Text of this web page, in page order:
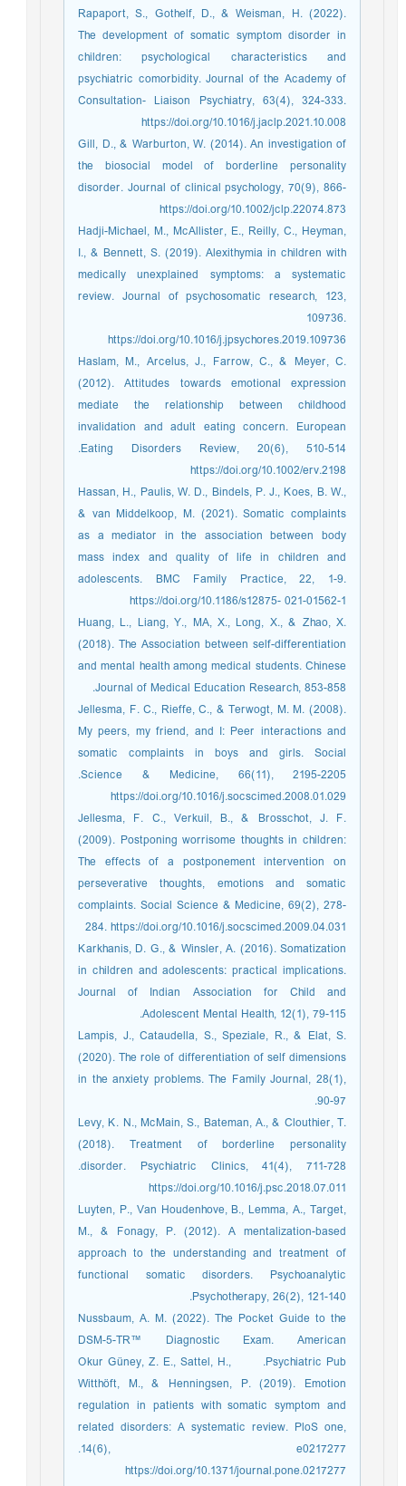
Rapaport, S., Gothelf, D., & Weisman, H. (2022).
The development of somatic symptom disorder in
children: psychological characteristics and
psychiatric comorbidity. Journal of the Academy of
Consultation- Liaison Psychiatry, 63(4), 324-333.
https://doi.org/10.1016/j.jaclp.2021.10.008
Gill, D., & Warburton, W. (2014). An investigation of
the biosocial model of borderline personality
disorder. Journal of clinical psychology, 70(9), 866-
873.‏https://doi.org/10.1002/jclp.22074
Hadji-Michael, M., McAllister, E., Reilly, C., Heyman,
I., & Bennett, S. (2019). Alexithymia in children with
medically unexplained symptoms: a systematic
review. Journal of psychosomatic research, 123,
109736.
https://doi.org/10.1016/j.jpsychores.2019.109736
Haslam, M., Arcelus, J., Farrow, C., & Meyer, C.
(2012). Attitudes towards emotional expression
mediate the relationship between childhood
invalidation and adult eating concern. European
Eating Disorders Review, 20(6), 510-514.‏
https://doi.org/10.1002/erv.2198
Hassan, H., Paulis, W. D., Bindels, P. J., Koes, B. W.,
& van Middelkoop, M. (2021). Somatic complaints
as a mediator in the association between body
mass index and quality of life in children and
adolescents. BMC Family Practice, 22, 1-9.
https://doi.org/10.1186/s12875- 021-01562-1
Huang, L., Liang, Y., MA, X., Long, X., & Zhao, X.
(2018). The Association between self-differentiation
and mental health among medical students. Chinese
Journal of Medical Education Research, 853-858.‏
Jellesma, F. C., Rieffe, C., & Terwogt, M. M. (2008).
My peers, my friend, and I: Peer interactions and
somatic complaints in boys and girls. Social
Science & Medicine, 66(11), 2195-2205.‏
https://doi.org/10.1016/j.socscimed.2008.01.029
Jellesma, F. C., Verkuil, B., & Brosschot, J. F.
(2009). Postponing worrisome thoughts in children:
The effects of a postponement intervention on
perseverative thoughts, emotions and somatic
complaints. Social Science & Medicine, 69(2), 278-
284. https://doi.org/10.1016/j.socscimed.2009.04.031
Karkhanis, D. G., & Winsler, A. (2016). Somatization
in children and adolescents: practical implications.
Journal of Indian Association for Child and
Adolescent Mental Health, 12(1), 79-115.
Lampis, J., Cataudella, S., Speziale, R., & Elat, S.
(2020). The role of differentiation of self dimensions
in the anxiety problems. The Family Journal, 28(1),
90-97.‏
Levy, K. N., McMain, S., Bateman, A., & Clouthier, T.
(2018). Treatment of borderline personality
disorder. Psychiatric Clinics, 41(4), 711-728.‏
https://doi.org/10.1016/j.psc.2018.07.011
Luyten, P., Van Houdenhove, B., Lemma, A., Target,
M., & Fonagy, P. (2012). A mentalization-based
approach to the understanding and treatment of
functional somatic disorders. Psychoanalytic
Psychotherapy, 26(2), 121-140.‏
Nussbaum, A. M. (2022). The Pocket Guide to the
DSM-5-TR™ Diagnostic Exam. American
Psychiatric Pub.‏ ‏ ‏ ‏ ‏ ‏ ‏ Okur Güney, Z. E., Sattel, H.,
Witthöft, M., & Henningsen, P. (2019). Emotion
regulation in patients with somatic symptom and
related disorders: A systematic review. PloS one,
14(6), e0217277.‏
https://doi.org/10.1371/journal.pone.0217277